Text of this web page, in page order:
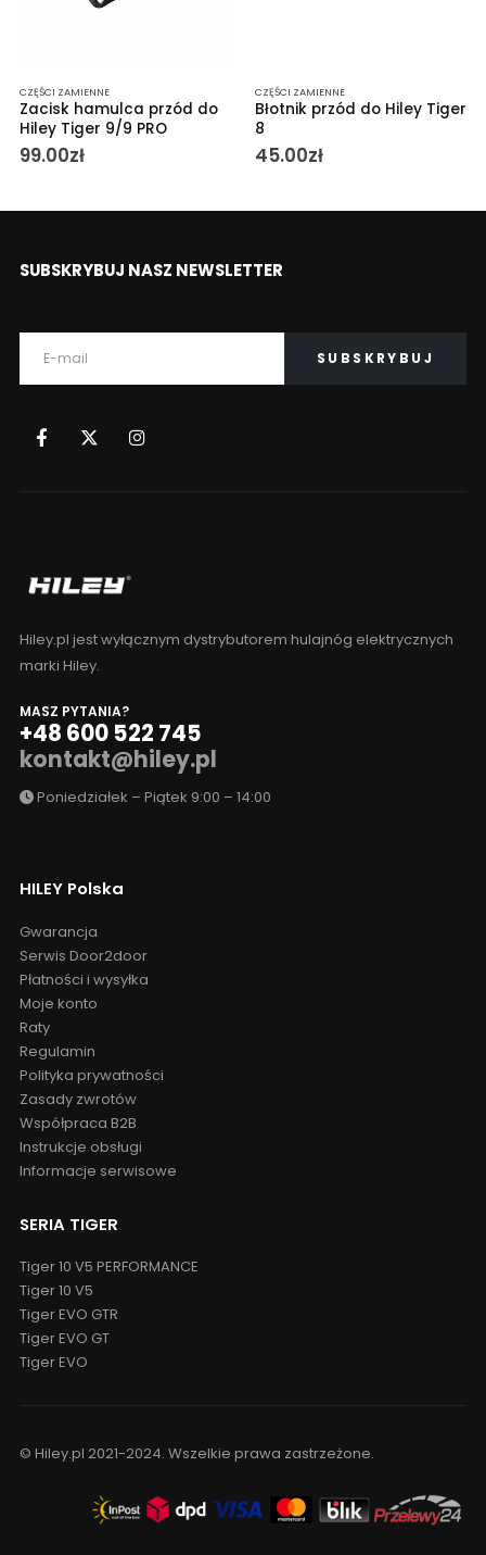
CZĘŚCI ZAMIENNE
Zacisk hamulca przód do
Hiley Tiger 9/9 PRO
99.00zł
CZĘŚCI ZAMIENNE
Błotnik przód do Hiley Tiger
8
45.00zł
SUBSKRYBUJ NASZ NEWSLETTER
Hiley.pl jest wyłącznym dystrybutorem hulajnóg elektrycznych
marki Hiley.
MASZ PYTANIA?
+48 600 522 745
kontakt@hiley.pl
Poniedziałek – Piątek 9:00 – 14:00
HILEY Polska
Gwarancja
Serwis Door2door
Płatności i wysyłka
Moje konto
Raty
Regulamin
Polityka prywatności
Zasady zwrotów
Współpraca B2B
Instrukcje obsługi
Informacje serwisowe
SERIA TIGER
Tiger 10 V5 PERFORMANCE
Tiger 10 V5
Tiger EVO GTR
Tiger EVO GT
Tiger EVO
© Hiley.pl 2021-2024. Wszelkie prawa zastrzeżone.